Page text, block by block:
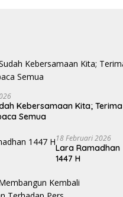
Kebersamaan Kita; Terima
Semua
18 Februari 2026
Lara Ramadhan
1447 H